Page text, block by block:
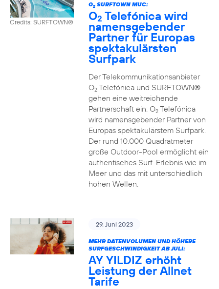
Credits: SURFTOWN®
O2SURFTOWN MUC:
O2 Telefónica wird
namensgebender
Partner für Europas
spektakulärsten
Surfpark
Der Telekommunikationsanbieter
O2Telefónica und SURFTOWN®
gehen eine weitreichende
Partnerschaft ein: O2Telefónica
wird namensgebender Partner von
Europas spektakulärstem Surfpark.
Der rund 10.000 Quadratmeter
große Outdoor-Pool ermöglicht ein
authentisches Surf-Erlebnis wie im
Meer und das mit unterschiedlich
hohen Wellen.
29. Juni 2023
MEHR DATENVOLUMEN UND HÖHERE
SURFGESCHWINDIGKEIT AB JULI:
AY YILDIZ erhöht
Leistung der Allnet
Tarife